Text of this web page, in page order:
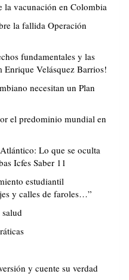
vacunación en Colombia
la fallida Operación
fundamentales y las
Enrique Velásquez Barrios!
necesitan un Plan
el predominio mundial en
Lo que se oculta
Icfes Saber 11
estudiantil
y calles de faroles…”
salud
y cuente su verdad